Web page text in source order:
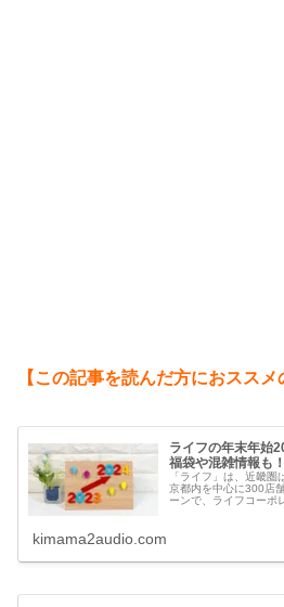
【この記事を読んだ方におススメ
ライフの年末年始
福袋や混雑情報も！
「ライフ」は、近畿
京都内を中心に300店
ーンで、ライフコーポ
kimama2audio.com